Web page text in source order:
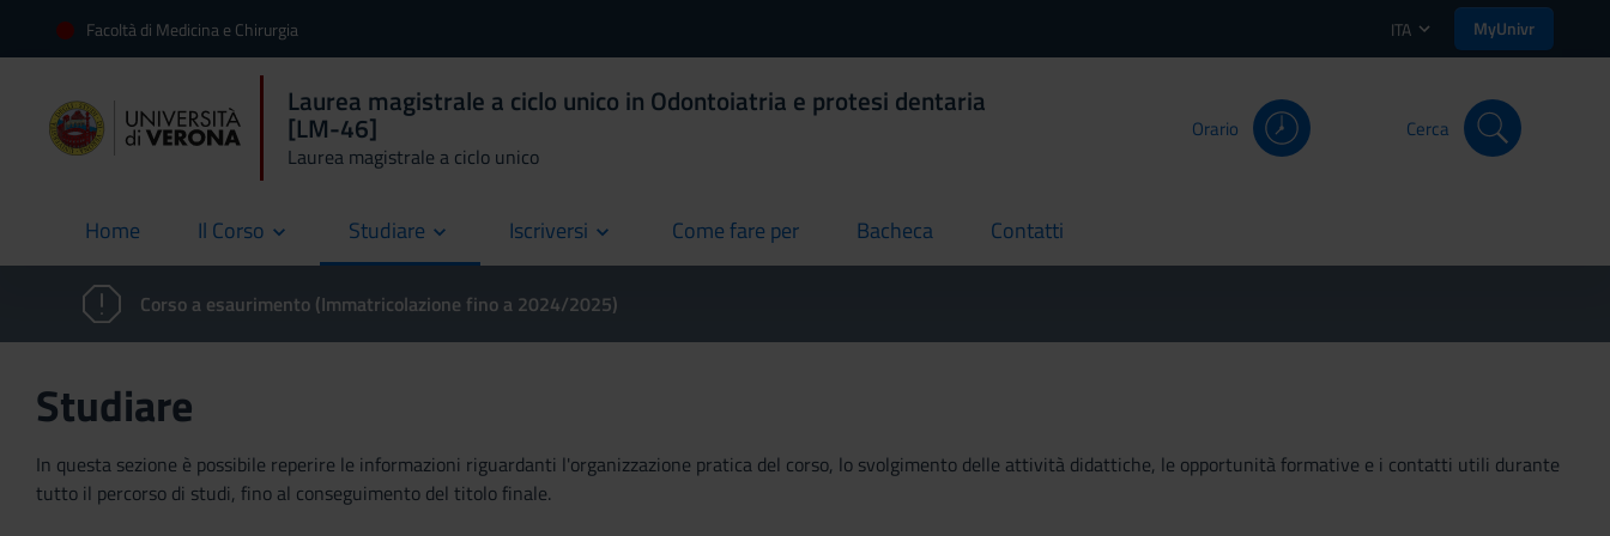
Facoltà di Medicina e Chirurgia ITA MyUnivr
Laurea magistrale a ciclo unico in Odontoiatria e protesi dentaria
[LM-46]
Laurea magistrale a ciclo unico
Orario Cerca
Home
current Il Corso Studiare Iscriversi Come fare per
current Bacheca
current Contatti
current
Corso a esaurimento (Immatricolazione fino a 2024/2025)
Studiare
In questa sezione è possibile reperire le informazioni riguardanti l'organizzazione pratica del corso, lo svolgimento delle attività didattiche, le opportunità formative e i contatti utili durante
tutto il percorso di studi, fino al conseguimento del titolo finale.